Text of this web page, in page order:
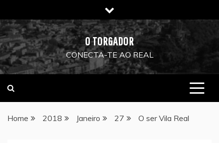
to
content
O TORGADOR
CONECTA-TE AO REAL
Home 2018 Janeiro 27 O ser Vila Real